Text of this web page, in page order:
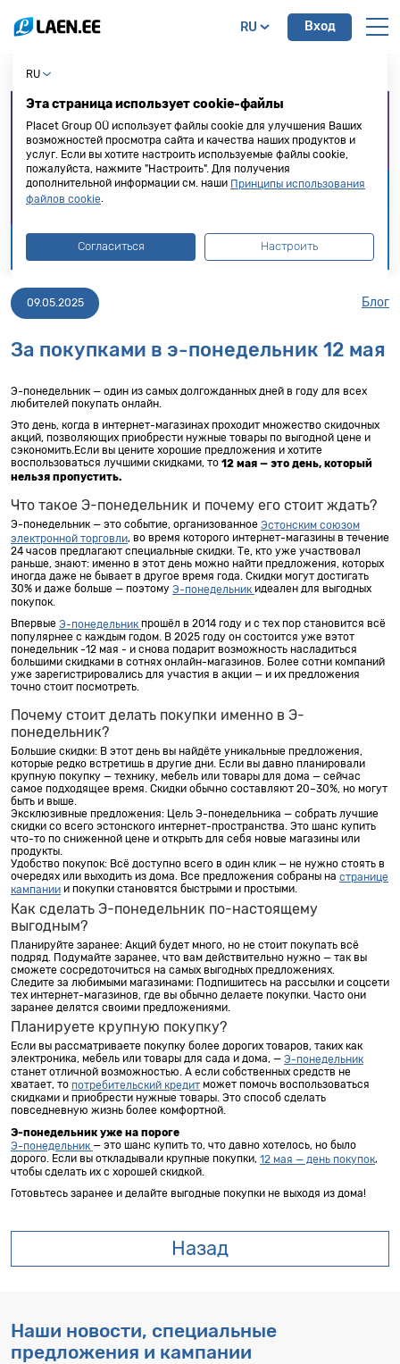
RU Вход
09.05.2025 Блог
За покупками в э-понедельник 12 мая
Э-понедельник — один из самых долгожданных дней в году для всех
любителей покупать онлайн.
Это день, когда в интернет-магазинах проходит множество скидочных
акций, позволяющих приобрести нужные товары по выгодной цене и
сэкономить.Если вы цените хорошие предложения и хотите
воспользоваться лучшими скидками, то 12 мая — это день, который
нельзя пропустить.
Что такое Э-понедельник и почему его стоит ждать?
Э-понедельник — это событие, организованное Эстонским союзом
электронной торговли, во время которого интернет-магазины в течение
24 часов предлагают специальные скидки. Те, кто уже участвовал
раньше, знают: именно в этот день можно найти предложения, которых
иногда даже не бывает в другое время года. Скидки могут достигать
30% и даже больше — поэтому Э-понедельник идеален для выгодных
покупок.
Впервые Э-понедельник прошёл в 2014 году и с тех пор становится всё
популярнее с каждым годом. В 2025 году он состоится уже вэтот
понедельник -12 мая - и снова подарит возможность насладиться
большими скидками в сотнях онлайн-магазинов. Более сотни компаний
уже зарегистрировались для участия в акции — и их предложения
точно стоит посмотреть.
Почему стоит делать покупки именно в Э-
понедельник?
Большие скидки: В этот день вы найдёте уникальные предложения,
которые редко встретишь в другие дни. Если вы давно планировали
крупную покупку — технику, мебель или товары для дома — сейчас
самое подходящее время. Скидки обычно составляют 20–30%, но могут
быть и выше.
Эксклюзивные предложения: Цель Э-понедельника — собрать лучшие
скидки со всего эстонского интернет-пространства. Это шанс купить
что-то по сниженной цене и открыть для себя новые магазины или
продукты.
Удобство покупок: Всё доступно всего в один клик — не нужно стоять в
очередях или выходить из дома. Все предложения собраны на странице
кампании и покупки становятся быстрыми и простыми.
Как сделать Э-понедельник по-настоящему
выгодным?
Планируйте заранее: Акций будет много, но не стоит покупать всё
подряд. Подумайте заранее, что вам действительно нужно — так вы
сможете сосредоточиться на самых выгодных предложениях.
Следите за любимыми магазинами: Подпишитесь на рассылки и соцсети
тех интернет-магазинов, где вы обычно делаете покупки. Часто они
заранее делятся своими предложениями.
Планируете крупную покупку?
Если вы рассматриваете покупку более дорогих товаров, таких как
электроника, мебель или товары для сада и дома, — Э-понедельник
станет отличной возможностью. А если собственных средств не
хватает, то потребительский кредит может помочь воспользоваться
скидками и приобрести нужные товары. Это способ сделать
повседневную жизнь более комфортной.
Э-понедельник уже на пороге
Э-понедельник — это шанс купить то, что давно хотелось, но было
дорого. Если вы откладывали крупные покупки, 12 мая — день покупок,
чтобы сделать их с хорошей скидкой.
Готовьтесь заранее и делайте выгодные покупки не выходя из дома!
Назад
Наши новости, специальные
предложения и кампании
RU
Эта страница использует cookie-файлы
Placet Group OÜ использует файлы cookie для улучшения Ваших
возможностей просмотра сайта и качества наших продуктов и
услуг. Если вы хотите настроить используемые файлы cookie,
пожалуйста, нажмите "Настроить". Для получения
дополнительной информации см. наши Принципы использования
файлов cookie
Согласиться Настроить